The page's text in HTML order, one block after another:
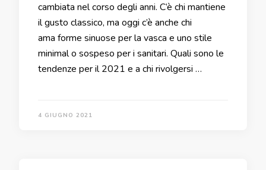
cambiata nel corso degli anni. C’è chi mantiene
il gusto classico, ma oggi c’è anche chi
ama forme sinuose per la vasca e uno stile
minimal o sospeso per i sanitari. Quali sono le
tendenze per il 2021 e a chi rivolgersi …
4 GIUGNO 2021